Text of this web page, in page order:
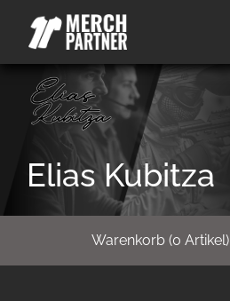
Elias Kubitza
Warenkorb (0 Artikel)